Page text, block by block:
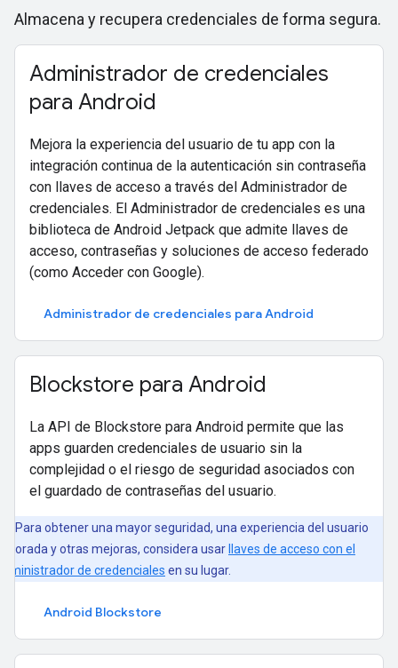
Almacena y recupera credenciales de forma segura.
Administrador de credenciales
para Android
Mejora la experiencia del usuario de tu app con la
integración continua de la autenticación sin contraseña
con llaves de acceso a través del Administrador de
credenciales. El Administrador de credenciales es una
biblioteca de Android Jetpack que admite llaves de
acceso, contraseñas y soluciones de acceso federado
(como Acceder con Google).
Administrador de credenciales para Android
Blockstore para Android
La API de Blockstore para Android permite que las
apps guarden credenciales de usuario sin la
complejidad o el riesgo de seguridad asociados con
el guardado de contraseñas del usuario.
Para obtener una mayor seguridad, una experiencia del usuario
y otras mejoras, considera usar llaves de acceso con el
de credenciales en su lugar.
Android Blockstore